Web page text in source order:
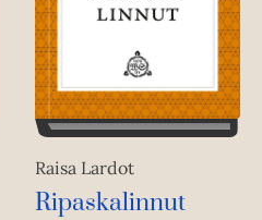
Raisa Lardot
Ripaskalinnut